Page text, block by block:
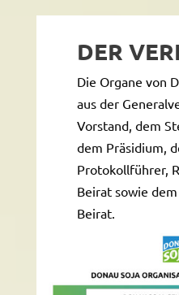
DER
Die Organe von
aus der
Vorstand, dem
dem Präsidium,
Protokollführer,
Beirat sowie
Beirat.